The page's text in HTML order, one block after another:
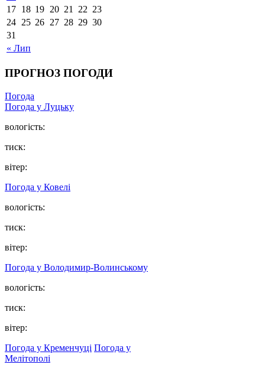
« Лип
17 18 19 20 21 22 23
24 25 26 27 28 29 30
31
ПРОГНОЗ ПОГОДИ
Погода
Погода у Луцьку
вологість:
тиск:
вітер:
Погода у Ковелі
вологість:
тиск:
вітер:
Погода у Володимир-Волинському
вологість:
тиск:
вітер:
Погода у Кременчуці Погода у
Мелітополі